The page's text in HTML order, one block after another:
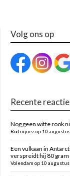
Volg ons op
Recente
Nog geen witte rook
Rodriquez op 10
Een vulkaan in
verspreidt hij 80
Volendam op 10